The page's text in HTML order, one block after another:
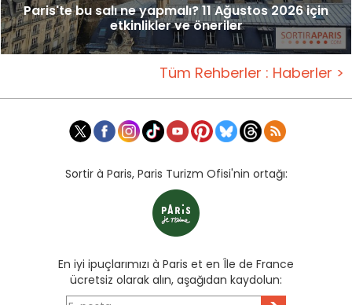
Paris'te bu salı ne yapmalı? 11 Ağustos 2026 için
etkinlikler ve öneriler
Tüm Rehberler : Haberler >
Sortir à Paris, Paris Turizm Ofisi'nin ortağı:
En iyi ipuçlarımızı à Paris et en Île de France
ücretsiz olarak alın, aşağıdan kaydolun: